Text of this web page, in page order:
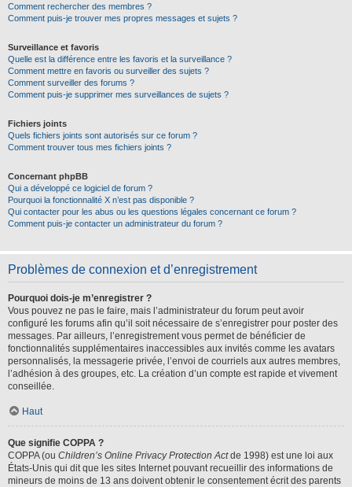
Comment rechercher des membres ?
Comment puis-je trouver mes propres messages et sujets ?
Surveillance et favoris
Quelle est la différence entre les favoris et la surveillance ?
Comment mettre en favoris ou surveiller des sujets ?
Comment surveiller des forums ?
Comment puis-je supprimer mes surveillances de sujets ?
Fichiers joints
Quels fichiers joints sont autorisés sur ce forum ?
Comment trouver tous mes fichiers joints ?
Concernant phpBB
Qui a développé ce logiciel de forum ?
Pourquoi la fonctionnalité X n’est pas disponible ?
Qui contacter pour les abus ou les questions légales concernant ce forum ?
Comment puis-je contacter un administrateur du forum ?
Problèmes de connexion et d’enregistrement
Pourquoi dois-je m’enregistrer ?
Vous pouvez ne pas le faire, mais l’administrateur du forum peut avoir
configuré les forums afin qu’il soit nécessaire de s’enregistrer pour poster des
messages. Par ailleurs, l’enregistrement vous permet de bénéficier de
fonctionnalités supplémentaires inaccessibles aux invités comme les avatars
personnalisés, la messagerie privée, l’envoi de courriels aux autres membres,
l’adhésion à des groupes, etc. La création d’un compte est rapide et vivement
conseillée.
Haut
Que signifie COPPA ?
COPPA (ou Children’s Online Privacy Protection Actde 1998) est une loi aux
États-Unis qui dit que les sites Internet pouvant recueillir des informations de
mineurs de moins de 13 ans doivent obtenir le consentement écrit des parents